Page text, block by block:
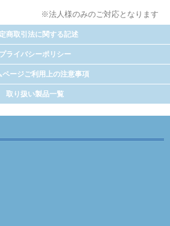
※法人様のみのご対応となります
商取引法に関する記述
プライバシーポリシー
ページご利用上の注意事項
取り扱い製品一覧